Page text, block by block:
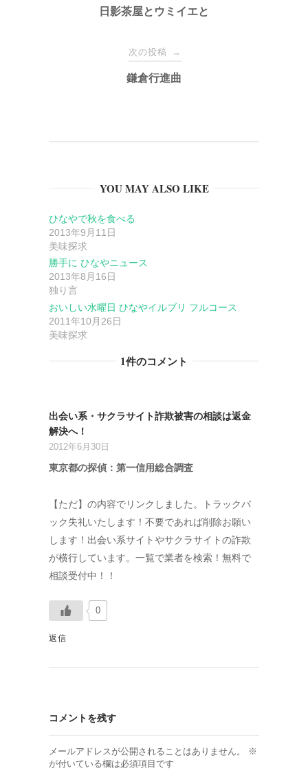
ョ
ン
日影茶屋とウミイエと
次の投稿 →
鎌倉行進曲
YOU MAY ALSO LIKE
ひなやで秋を食べる
2013年9月11日
美味探求
勝手に ひなやニュース
2013年8月16日
独り言
おいしい水曜日 ひなやイルブリ フルコース
2011年10月26日
美味探求
1件のコメント
出会い系・サクラサイト詐欺被害の相談は返金
解決へ！
2012年6月30日
東京都の探偵：第一信用総合調査
【ただ】の内容でリンクしました。トラックバ
ック失礼いたします！不要であれば削除お願い
します！出会い系サイトやサクラサイトの詐欺
が横行しています。一覧で業者を検索！無料で
相談受付中！！
0
返信
コメントを残す
メールアドレスが公開されることはありません。
※
が付いている欄は必須項目です